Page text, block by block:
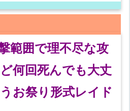
範囲で理不尽な攻
何回死んでも大丈
お祭り形式レイド